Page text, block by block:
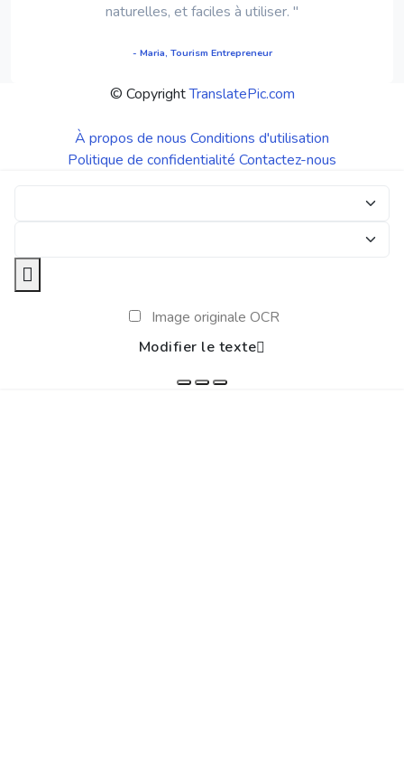
naturelles, et faciles à utiliser. "
- Maria, Tourism Entrepreneur
© CopyrightTranslatePic.com
À propos de nous Conditions d'utilisation
Politique de confidentialité Contactez-nous
Image originale OCR
Modifier le texte